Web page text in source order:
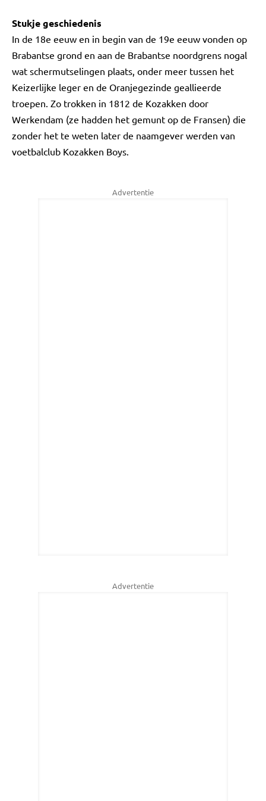
Stukje geschiedenis
In de 18e eeuw en in begin van de 19e eeuw vonden op
Brabantse grond en aan de Brabantse noordgrens nogal
wat schermutselingen plaats, onder meer tussen het
Keizerlijke leger en de Oranjegezinde geallieerde
troepen. Zo trokken in 1812 de Kozakken door
Werkendam (ze hadden het gemunt op de Fransen) die
zonder het te weten later de naamgever werden van
voetbalclub Kozakken Boys.
Advertentie
Advertentie